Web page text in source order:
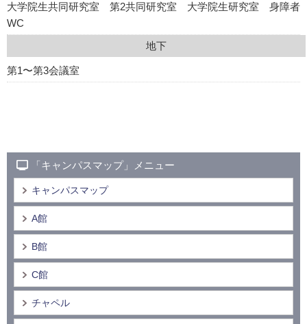
大学院生共同研究室 第2共同研究室 大学院生研究室 身障者
WC
地下
第1〜第3会議室
「キャンパスマップ」メニュー
キャンパスマップ
A館
B館
C館
チャペル